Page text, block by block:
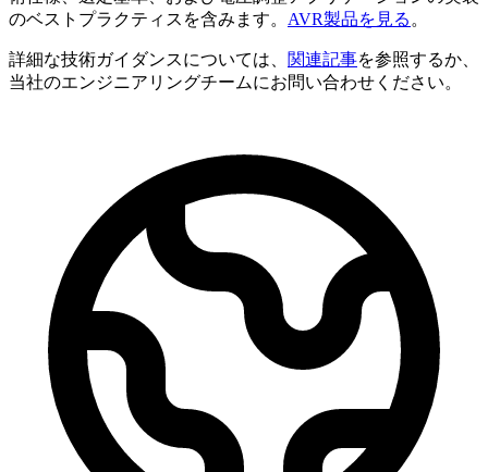
のベストプラクティスを含みます。 AVR製品を見る。
詳細な技術ガイダンスについては、 関連記事を参照するか、
当社のエンジニアリングチームにお問い合わせください。